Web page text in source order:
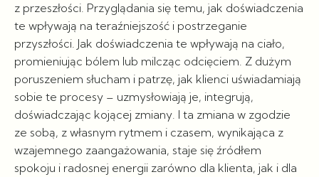
z przeszłości. Przyglądania się temu, jak doświadczenia
te wpływają na teraźniejszość i postrzeganie
przyszłości. Jak doświadczenia te wpływają na ciało,
promieniując bólem lub milcząc odcięciem. Z dużym
poruszeniem słucham i patrzę, jak klienci uświadamiają
sobie te procesy – uzmysłowiają je, integrują,
doświadczając kojącej zmiany. I ta zmiana w zgodzie
ze sobą, z własnym rytmem i czasem, wynikająca z
wzajemnego zaangażowania, staje się źródłem
spokoju i radosnej energii zarówno dla klienta, jak i dla